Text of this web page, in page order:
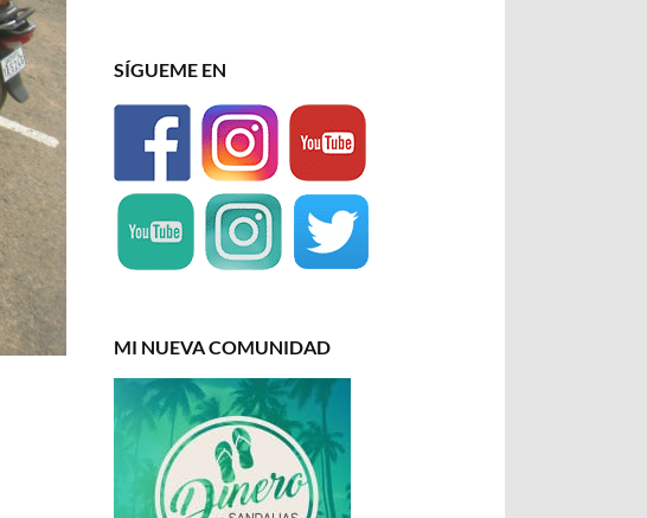
SÍGUEME EN
MI NUEVA COMUNIDAD